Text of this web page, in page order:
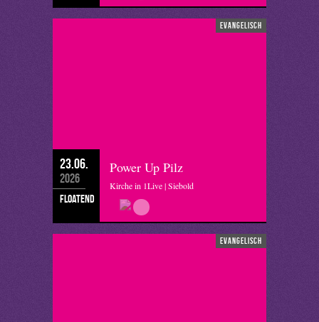
evangelisch
23.06.
2026
floatend
Power Up Pilz
Kirche in 1Live | Siebold
evangelisch